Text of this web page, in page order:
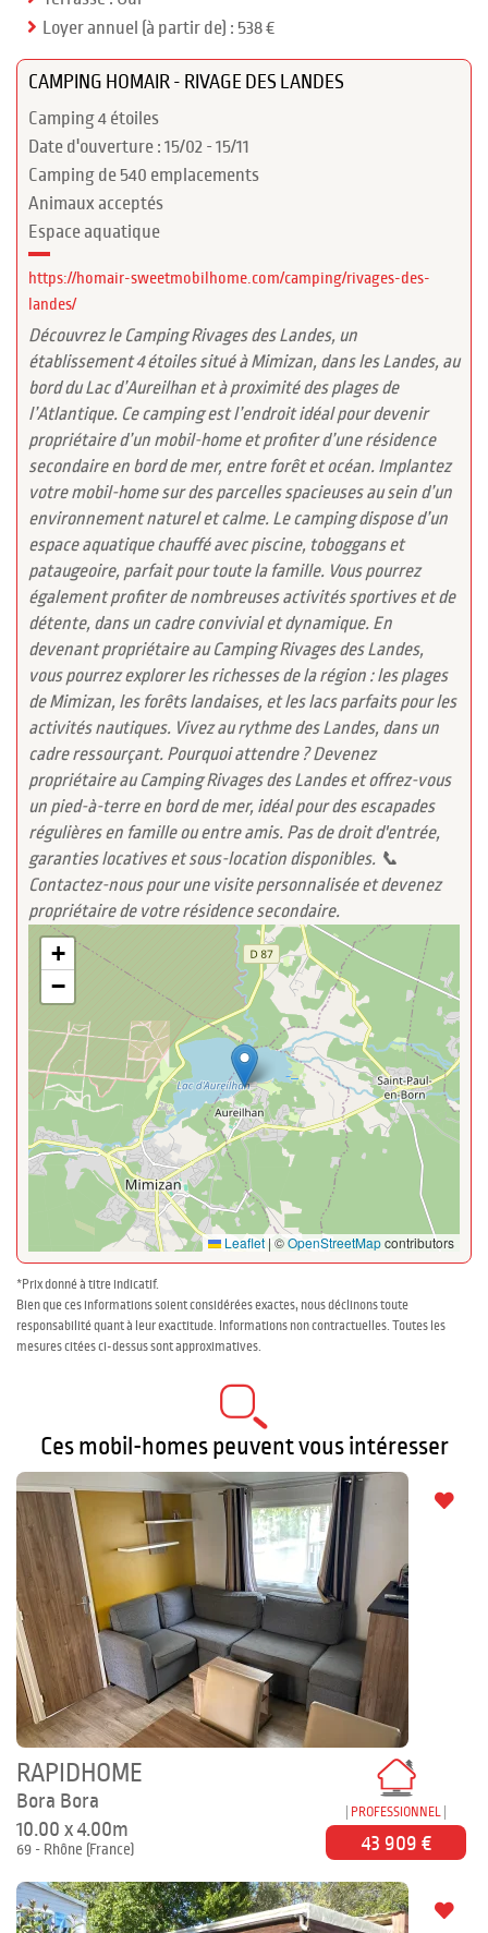
Loyer annuel (à partir de) : 538 €
CAMPING HOMAIR - RIVAGE DES LANDES
Camping 4 étoiles
Date d'ouverture : 15/02 - 15/11
Camping de 540 emplacements
Animaux acceptés
Espace aquatique
https://homair-sweetmobilhome.com/camping/rivages-des-
landes/
Découvrez le Camping Rivages des Landes, un
établissement 4 étoiles situé à Mimizan, dans les Landes, au
bord du Lac d’Aureilhan et à proximité des plages de
l’Atlantique. Ce camping est l’endroit idéal pour devenir
propriétaire d’un mobil-home et profiter d’une résidence
secondaire en bord de mer, entre forêt et océan. Implantez
votre mobil-home sur des parcelles spacieuses au sein d’un
environnement naturel et calme. Le camping dispose d’un
espace aquatique chauffé avec piscine, toboggans et
pataugeoire, parfait pour toute la famille. Vous pourrez
également profiter de nombreuses activités sportives et de
détente, dans un cadre convivial et dynamique. En
devenant propriétaire au Camping Rivages des Landes,
vous pourrez explorer les richesses de la région : les plages
de Mimizan, les forêts landaises, et les lacs parfaits pour les
activités nautiques. Vivez au rythme des Landes, dans un
cadre ressourçant. Pourquoi attendre ? Devenez
propriétaire au Camping Rivages des Landes et offrez-vous
un pied-à-terre en bord de mer, idéal pour des escapades
régulières en famille ou entre amis. Pas de droit d'entrée,
garanties locatives et sous-location disponibles. 📞
Contactez-nous pour une visite personnalisée et devenez
propriétaire de votre résidence secondaire.
+
−
Leaflet | ©OpenStreetMapcontributors
*Prix donné à titre indicatif.
Bien que ces informations soient considérées exactes, nous déclinons toute
responsabilité quant à leur exactitude. Informations non contractuelles. Toutes les
mesures citées ci-dessus sont approximatives.
Ces mobil-homes peuvent vous intéresser
RAPIDHOME
Bora Bora
10.00 x 4.00m
69 - Rhône (France)
PROFESSIONNEL
43 909 €